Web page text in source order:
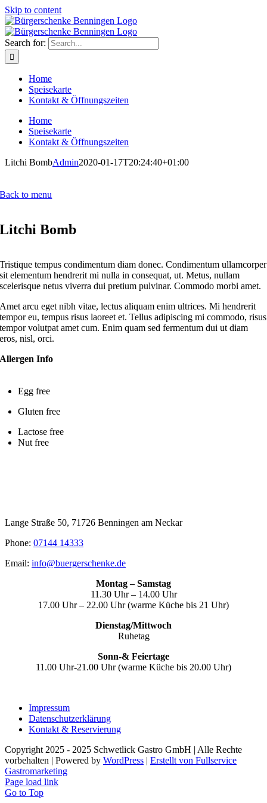
Skip to content
Search for:
Home
Speisekarte
Kontakt & Öffnungszeiten
Home
Speisekarte
Kontakt & Öffnungszeiten
Litchi BombAdmin2020-01-17T20:24:40+01:00
Back to menu
Litchi Bomb
Tristique tempus condimentum diam donec. Condimentum ullamcorper
sit elementum hendrerit mi nulla in consequat, ut. Metus, nullam
scelerisque netus viverra dui pretium pulvinar. Commodo morbi amet.
Amet arcu eget nibh vitae, lectus aliquam enim ultrices. Mi hendrerit
tempor eu, tempus risus laoreet et. Tellus adipiscing mi commodo, risus
tempor volutpat amet cum. Enim quam sed fermentum dui ut diam
eros, nisl, orci.
Allergen Info
Egg free
Gluten free
Lactose free
Nut free
Lange Straße 50, 71726 Benningen am Neckar
Phone: 07144 14333
Email: info@buergerschenke.de
Montag – Samstag
11.30 Uhr – 14.00 Uhr
17.00 Uhr – 22.00 Uhr (warme Küche bis 21 Uhr)
Dienstag/Mittwoch
Ruhetag
Sonn-& Feiertage
11.00 Uhr-21.00 Uhr (warme Küche bis 20.00 Uhr)
Impressum
Datenschutzerklärung
Kontakt & Reservierung
Copyright 2025 - 2025 Schwetlick Gastro GmbH | Alle Rechte
vorbehalten | Powered by WordPress | Erstellt von Fullservice
Gastromarketing
Page load link
Betriebsurlaub: Wir haben vom 14.09 - 25.09
geschlossen. Ab dem 26.09 sind wir wieder für
euch da!
Go to Top